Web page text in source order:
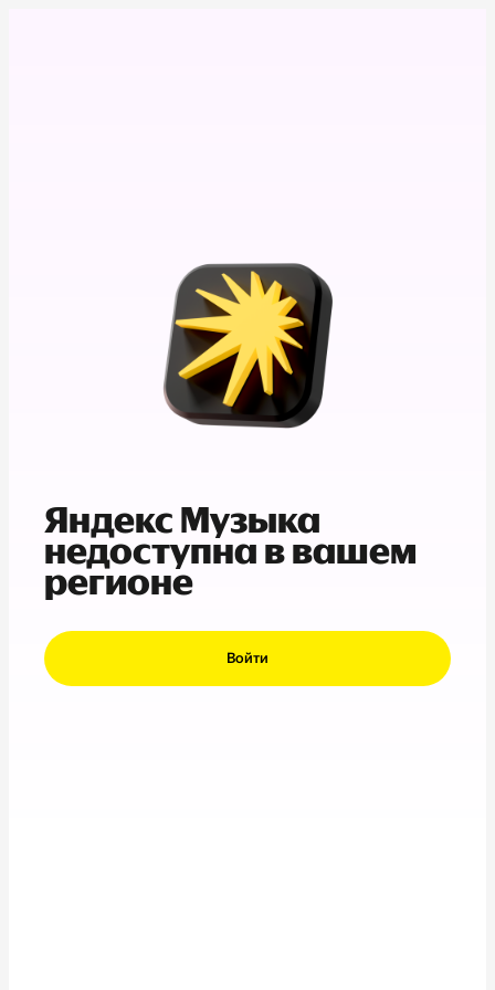
Яндекс Музыка
недоступна в вашем
регионе
Войти